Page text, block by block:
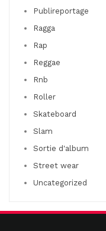
Publireportage
Ragga
Rap
Reggae
Rnb
Roller
Skateboard
Slam
Sortie d'album
Street wear
Uncategorized